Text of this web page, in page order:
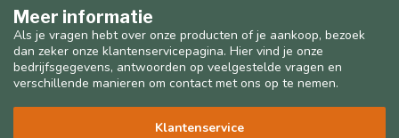
Meer informatie
Als je vragen hebt over onze producten of je aankoop, bezoek
dan zeker onze klantenservicepagina. Hier vind je onze
bedrijfsgegevens, antwoorden op veelgestelde vragen en
verschillende manieren om contact met ons op te nemen.
Klantenservice